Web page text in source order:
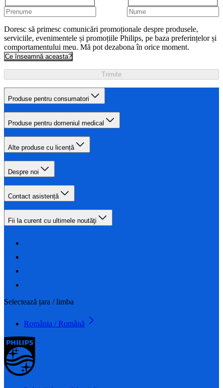
Doresc să primesc comunicări promoționale despre produsele,
serviciile, evenimentele și promoțiile Philips, pe baza preferințelor și
comportamentului meu. Mă pot dezabona în orice moment.
Ce înseamnă aceasta?
Trimite
Produse pentru consumatori
Produse pentru domeniul medical
Alte produse cu licență
Despre noi
Contact asistență
Fii la curent cu ultimele noutăţi
Selectează țara / limba
România / Română